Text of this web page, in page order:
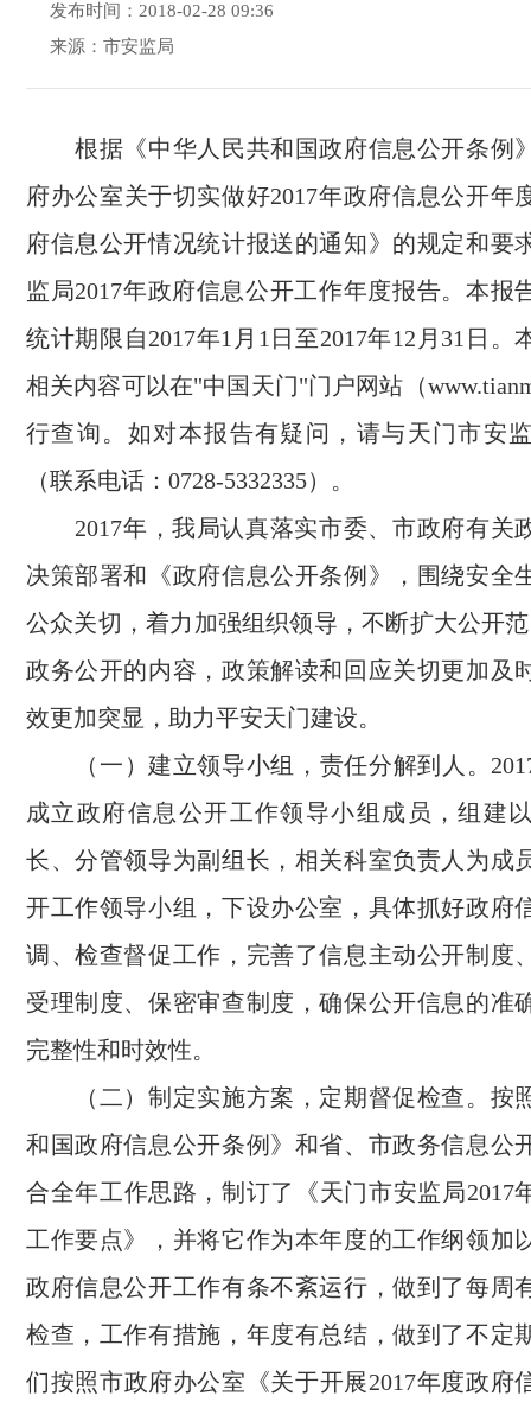
发布时间：2018-02-28 09:36
来源：市安监局
根据《中华人民共和国政府信息公开条例
府办公室关于切实做好2017年政府信息公开年
府信息公开情况统计报送的通知》的规定和要
监局2017年政府信息公开工作年度报告。本报
统计期限自2017年1月1日至2017年12月31日。
相关内容可以在"中国天门"门户网站（
行查询。如对本报告有疑问，请与天门市安
（联系电话：0728-5332335）。
2017年，我 局认真落实市委、市政府有关
决策部署和《政府信息公开条例》，围绕安全
公众关切，着力加强组织领导，不断扩大公开
政务公开的内容，政策解读和回应关切更加及
效更加突显，助力平安天门建设。
（一）建立领导小组，责任分解到人。
成立政府信息公开工作领导小组成员，组建
长、分管领导为副组长，相关科室负责人为成
开工作领导小组，下设办公室，具体抓好政府
调、检查督促工作，完善了信息主动公开制度
受理制度、保密审查制度，确保公开信息的准
完整性和时效性。
（二）制定实施方案，定期督促检查。按
和国政府信息公开条例》和省、市政务信息公
合全年工作思路，制订了《天门市安监局2017
工作要点》，并将它作为本年度的工作纲领加
政府信息公开工作有条不紊运行，做到了每周
检查，工作有措施，年度有总结，做到了不定
们按照市政府办公室《关于开展2017年度政府